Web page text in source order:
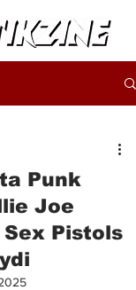
Punk
Joe
Pistols